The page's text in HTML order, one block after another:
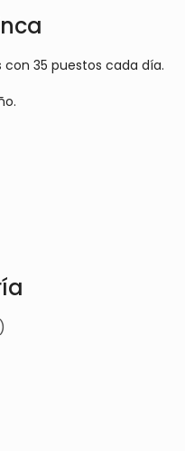
35 puestos cada día.